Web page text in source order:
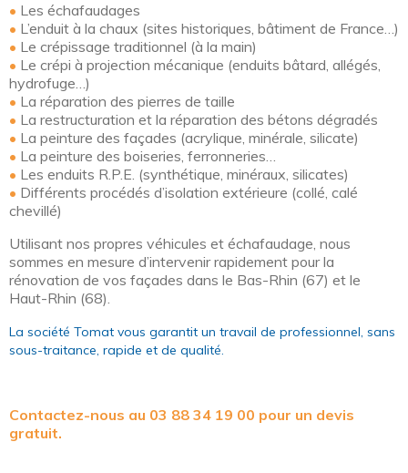
• Les échafaudages
• L’enduit à la chaux (sites historiques, bâtiment de France…)
• Le crépissage traditionnel (à la main)
• Le crépi à projection mécanique (enduits bâtard, allégés,
hydrofuge…)
• La réparation des pierres de taille
• La restructuration et la réparation des bétons dégradés
• La peinture des façades (acrylique, minérale, silicate)
• La peinture des boiseries, ferronneries…
• Les enduits R.P.E. (synthétique, minéraux, silicates)
• Différents procédés d’isolation extérieure (collé, calé
chevillé)
Utilisant nos propres véhicules et échafaudage, nous
sommes en mesure d’intervenir rapidement pour la
rénovation de vos façades dans le Bas-Rhin (67) et le
Haut-Rhin (68).
La société Tomat vous garantit un travail de professionnel, sans
sous-traitance, rapide et de qualité.
Contactez-nous au 03 88 34 19 00 pour un devis
gratuit.